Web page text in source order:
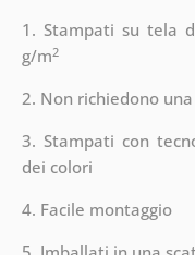
1. Stampati su tela
g/m2
2. Non richiedono
3. Stampati con
dei colori
4. Facile montaggio